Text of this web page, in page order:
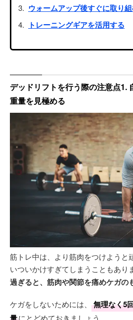
ウォームアップ後すぐに取り
トレーニングギアを活用する
デッドリフトを行う際の注意点1.
重量を見極める
筋トレ中は、より筋肉をつけようと
いついかけすぎてしまうこともあり
過ぎると、筋肉や関節を痛めケガの
ケガをしないためには、
無理なく5
にとどめておきましょう。